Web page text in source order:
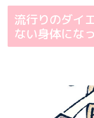
流行りのダイ
ない身体にな